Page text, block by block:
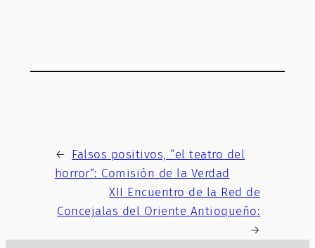
← Falsos positivos, “el teatro del
horror”: Comisión de la Verdad
XII Encuentro de la Red de
Concejalas del Oriente Antioqueño:
→